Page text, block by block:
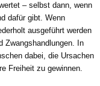
– selbst dann, wenn
dafür gibt. Wenn
ausgeführt werden
Zwangshandlungen. In
dabei, die Ursachen
Freiheit zu gewinnen.